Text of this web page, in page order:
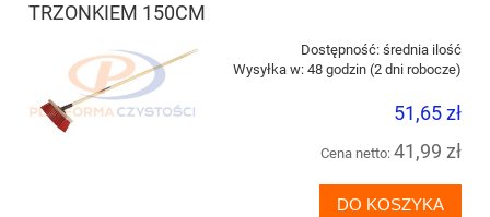
TRZONKIEM 150CM
Dostępność: średnia ilość
Wysyłka w: 48 godzin (2 dni robocze)
51,65 zł
Cena netto: 41,99 zł
DO KOSZYKA